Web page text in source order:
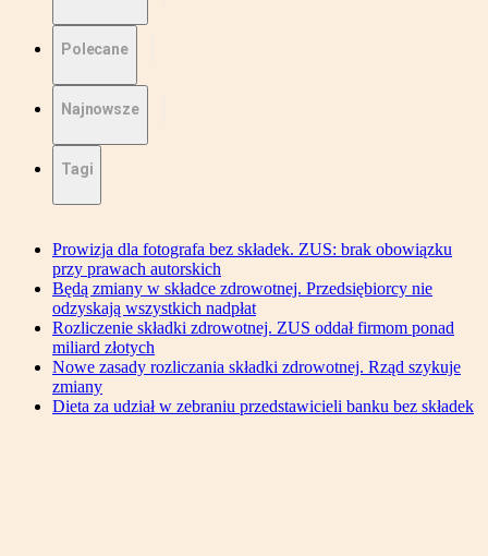
Polecane
Najnowsze
Tagi
Prowizja dla fotografa bez składek. ZUS: brak obowiązku
przy prawach autorskich
Będą zmiany w składce zdrowotnej. Przedsiębiorcy nie
odzyskają wszystkich nadpłat
Rozliczenie składki zdrowotnej. ZUS oddał firmom ponad
miliard złotych
Nowe zasady rozliczania składki zdrowotnej. Rząd szykuje
zmiany
Dieta za udział w zebraniu przedstawicieli banku bez składek